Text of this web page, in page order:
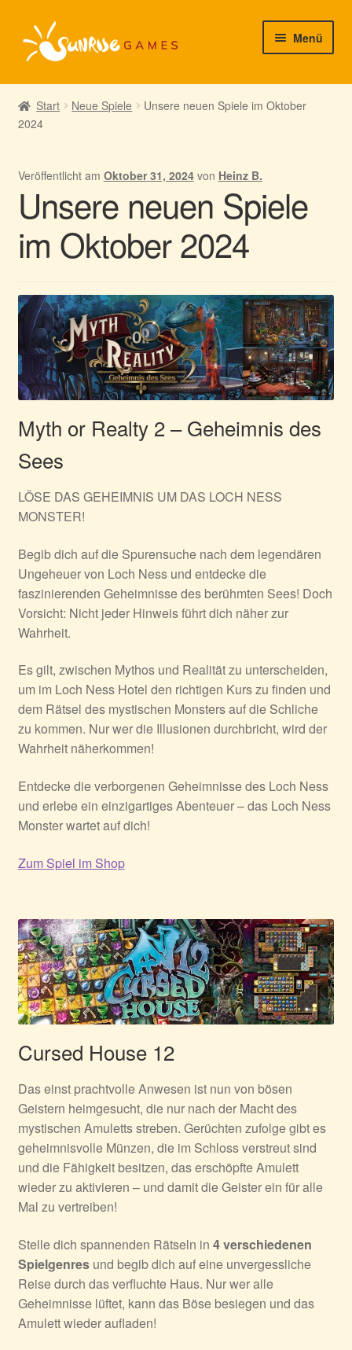
Zur
Navigation
Zum
Inhalt
Menü
► Startseite
► Neuigkeiten von uns
► Support/Hilfe
► Mein Konto
Start Neue Spiele
Unsere neuen Spiele im Oktober
2024
Veröffentlicht am Oktober 31, 2024 von Heinz B.
Unsere neuen Spiele
im Oktober 2024
Myth or Realty 2 – Geheimnis des
Sees
LÖSE DAS GEHEIMNIS UM DAS LOCH NESS
MONSTER!
Begib dich auf die Spurensuche nach dem legendären
Ungeheuer von Loch Ness und entdecke die
faszinierenden Geheimnisse des berühmten Sees! Doch
Vorsicht: Nicht jeder Hinweis führt dich näher zur
Wahrheit.
Es gilt, zwischen Mythos und Realität zu unterscheiden,
um im Loch Ness Hotel den richtigen Kurs zu finden und
dem Rätsel des mystischen Monsters auf die Schliche
zu kommen. Nur wer die Illusionen durchbricht, wird der
Wahrheit näherkommen!
Entdecke die verborgenen Geheimnisse des Loch Ness
und erlebe ein einzigartiges Abenteuer – das Loch Ness
Monster wartet auf dich!
Zum Spiel im Shop
Cursed House 12
Das einst prachtvolle Anwesen ist nun von bösen
Geistern heimgesucht, die nur nach der Macht des
mystischen Amuletts streben. Gerüchten zufolge gibt es
geheimnisvolle Münzen, die im Schloss verstreut sind
und die Fähigkeit besitzen, das erschöpfte Amulett
wieder zu aktivieren – und damit die Geister ein für alle
Mal zu vertreiben!
Stelle dich spannenden Rätseln in 4 verschiedenen
Spielgenresund begib dich auf eine unvergessliche
Reise durch das verfluchte Haus. Nur wer alle
Geheimnisse lüftet, kann das Böse besiegen und das
Amulett wieder aufladen!